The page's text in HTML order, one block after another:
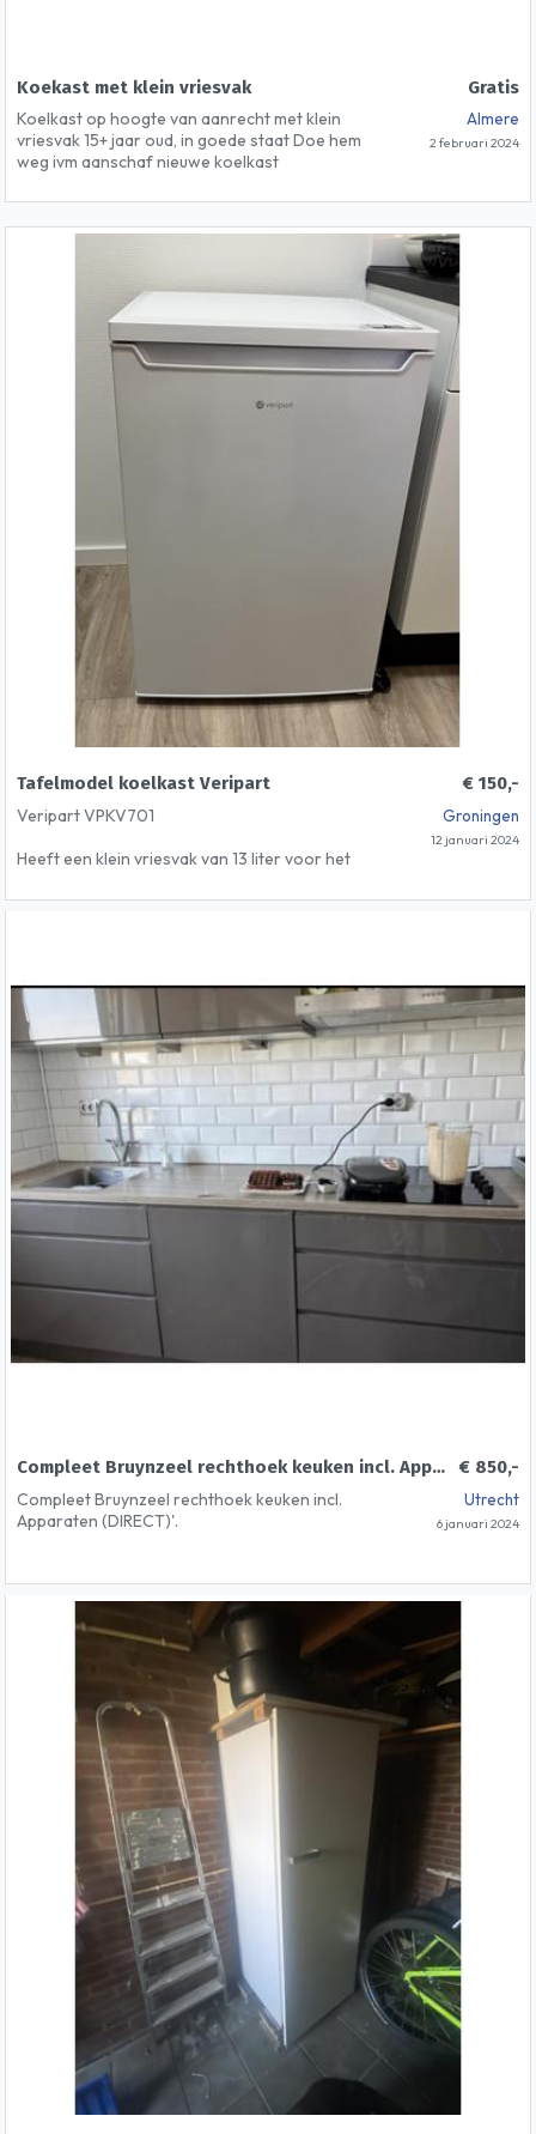
Gratis
Koekast met klein vriesvak
Almere
2 februari 2024
Koelkast op hoogte van aanrecht met klein
vriesvak 15+ jaar oud, in goede staat Doe hem
weg ivm aanschaf nieuwe koelkast
€ 150,-
Tafelmodel koelkast Veripart
Groningen
12 januari 2024
Veripart VPKV701
Heeft een klein vriesvak van 13 liter voor het
De koelkast is met een energieklasse D zuinig in
€ 850,-
Compleet Bruynzeel rechthoek keuken incl. Apparaten (DIRECT)
Utrecht
6 januari 2024
Compleet Bruynzeel rechthoek keuken incl.
Apparaten (DIRECT)'.
in mijn woning heb gemonteerd.
Mijn ruimte in de keuken is te klein om de keuken
compleet rechthoekig te plaatsten, daarom heb
ik het deel van de combioven met
koelkast(vrieskast) aan de andere kant
Let op: Een frontje van een lade daarvan is een
stuk folie beschadigd, mogelijk is een nieuw stuk
folie overheen halen of anders vervangbaar
door een nieuw frontje.
Vaatwasser en koelkast nalaten checken voor
De keuken is rechthoekig, de afmeting is
ongeveer 365 cm lang.
Het deel van de koelkast+combimagnetron
(inbouw) kan ook los en worden gezet op een
andere plek. Dan is het deel van de keuken
zonder koelkast+combimagnetron (inbouw)
299cm. het deel koelkast+combimagnetron
(inbouw) is ongeveer 66 cm.